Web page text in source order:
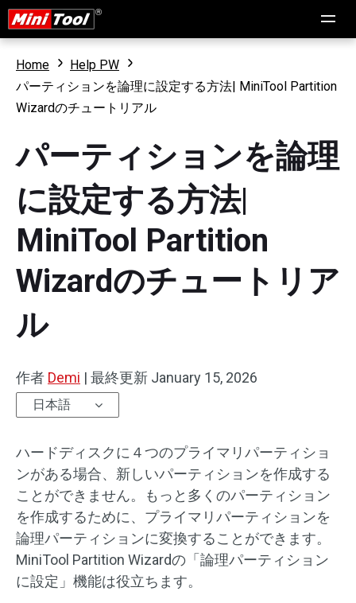
Home
Help PW
パーティションを論理に設定する方法| MiniTool Partition
Wizardのチュートリアル
パーティションを論理
に設定する方法|
MiniTool Partition
Wizardのチュートリア
ル
作者 Demi | 最終更新 January 15, 2026
日本語
ハードディスクに４つのプライマリパーティショ
ンがある場合、新しいパーティションを作成する
ことができません。もっと多くのパーティション
を作成するために、プライマリパーティションを
論理パーティションに変換することができます。
MiniTool Partition Wizardの「論理パーティション
に設定」機能は役立ちます。